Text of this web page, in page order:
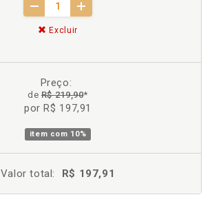
Excluir
Preço:
deR$ 219,90*
por R$ 197,91
item com 10%
Valor total: R$ 197,91